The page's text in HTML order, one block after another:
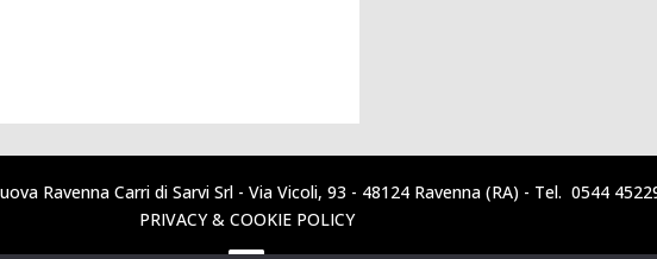
Ravenna Carri di Sarvi Srl - Via Vicoli, 93 - 48124 Ravenna (RA) - Tel. 0544
PRIVACY & COOKIE POLICY